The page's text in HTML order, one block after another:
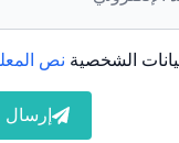
أو تلف في الأسنان.
الشخصية نص
إرسال